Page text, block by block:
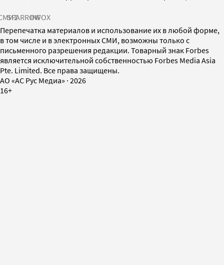
SPARROWINFOX
Перепечатка материалов и использование их в любой форме,
в том числе и в электронных СМИ, возможны только с
письменного разрешения редакции. Товарный знак Forbes
является исключительной собственностью Forbes Media Asia
Pte. Limited. Все права защищены.
AO «АС Рус Медиа» · 2026
16+